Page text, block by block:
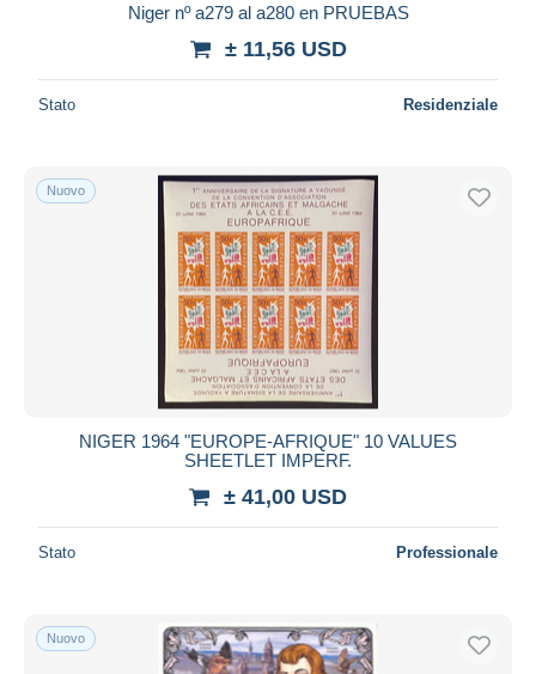
Niger nº a279 al a280 en PRUEBAS
± 11,56 USD
Stato Residenziale
Nuovo
NIGER 1964 "EUROPE-AFRIQUE" 10 VALUES
SHEETLET IMPERF.
± 41,00 USD
Stato Professionale
Nuovo